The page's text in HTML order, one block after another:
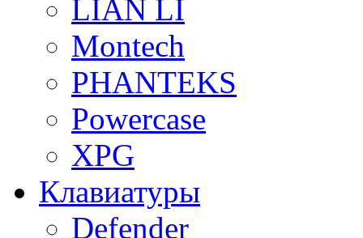
LIAN LI
Montech
PHANTEKS
Powercase
XPG
Клавиатуры
Defender